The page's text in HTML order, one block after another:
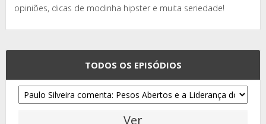
opiniões, dicas de modinha hipster e muita seriedade!
TODOS OS EPISÓDIOS